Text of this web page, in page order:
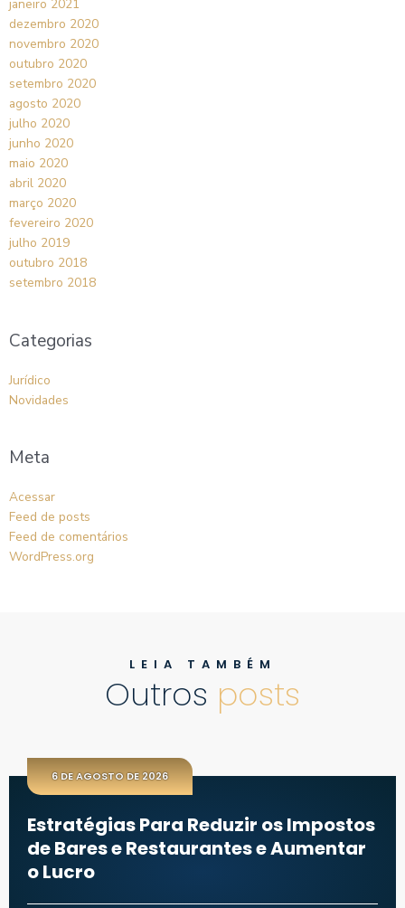
janeiro 2021
dezembro 2020
novembro 2020
outubro 2020
setembro 2020
agosto 2020
julho 2020
junho 2020
maio 2020
abril 2020
março 2020
fevereiro 2020
julho 2019
outubro 2018
setembro 2018
Categorias
Jurídico
Novidades
Meta
Acessar
Feed de posts
Feed de comentários
WordPress.org
LEIA TAMBÉM
Outros posts
6 DE AGOSTO DE 2026
Estratégias Para Reduzir os Impostos
de Bares e Restaurantes e Aumentar
o Lucro